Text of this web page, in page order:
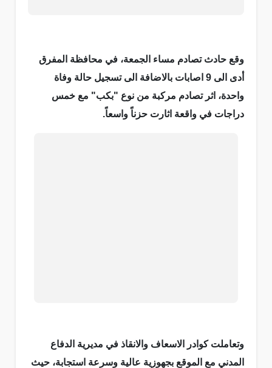
وقع حادث تصادم مساء الجمعة، في محافظة المفرق
أدى الى 9 اصابات بالاضافة الى تسجيل حالة وفاة
واحدة، اثر تصادم مركبة من نوع "بكب" مع خمس
دراجات في واقعة اثارت حزناً واسعاً.
وتعاملت كوادر الاسعاف والانقاذ في مديرية الدفاع
المدني مع الموقع بجهوزية عالية وسرعة استجابة، حيث